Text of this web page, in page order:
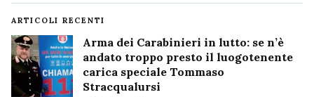
ARTICOLI RECENTI
Arma dei Carabinieri in lutto: se n’è
andato troppo presto il luogotenente
carica speciale Tommaso
Stracqualursi